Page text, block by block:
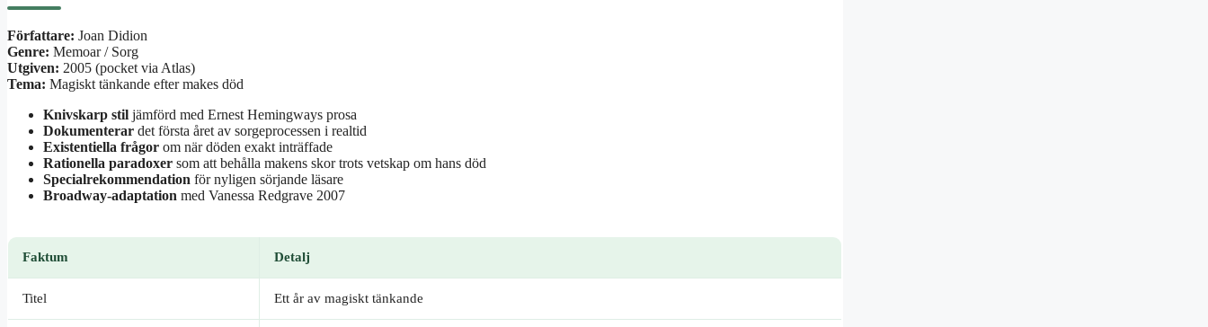
Författare: Joan Didion
Genre: Memoar / Sorg
Utgiven: 2005 (pocket via Atlas)
Tema: Magiskt tänkande efter makes död
Knivskarp stil jämförd med Ernest Hemingways prosa
Dokumenterar det första året av sorgeprocessen i realtid
Existentiella frågor om när döden exakt inträffade
Rationella paradoxer som att behålla makens skor trots vetskap om hans död
Specialrekommendation för nyligen sörjande läsare
Broadway-adaptation med Vanessa Redgrave 2007
Faktum Detalj
Titel Ett år av magiskt tänkande